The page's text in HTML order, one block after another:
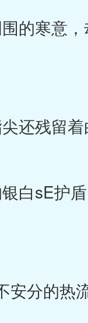
的寒意
还残留着
白sE护
分的热流